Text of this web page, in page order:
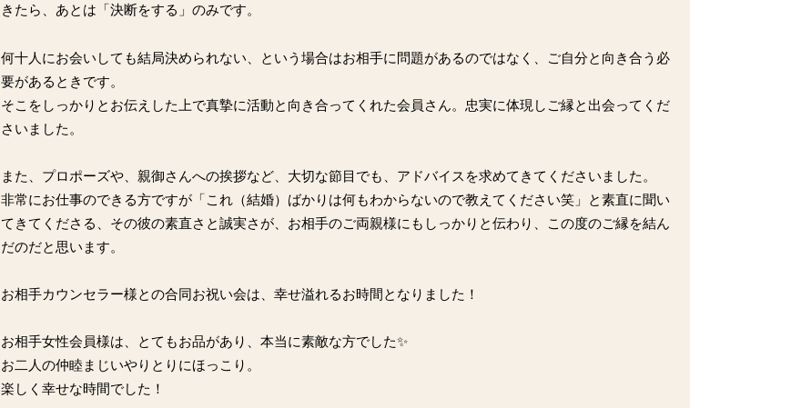
きたら、あとは「決断をする」のみです。
何十人にお会いしても結局決められない、という場合はお相手に問題があるのではなく、ご自分と向き合う必
要があるときです。
そこをしっかりとお伝えした上で真摯に活動と向き合ってくれた会員さん。忠実に体現しご縁と出会ってくだ
さいました。
また、プロポーズや、親御さんへの挨拶など、大切な節目でも、アドバイスを求めてきてくださいました。
非常にお仕事のできる方ですが「これ（結婚）ばかりは何もわからないので教えてください笑」と素直に聞い
てきてくださる、その彼の素直さと誠実さが、お相手のご両親様にもしっかりと伝わり、この度のご縁を結ん
だのだと思います。
お相手カウンセラー様との合同お祝い会は、幸せ溢れるお時間となりました！
お相手女性会員様は、とてもお品があり、本当に素敵な方でした✨
お二人の仲睦まじいやりとりにほっこり。
楽しく幸せな時間でした！